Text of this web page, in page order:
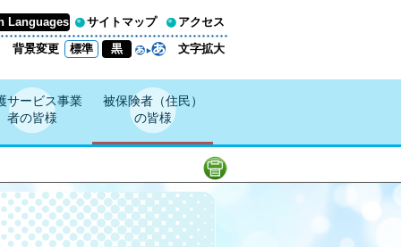
Languages サイトマップ
アクセス
背景変更
標準 黒 文字拡大
サービス事業
者の皆様
被保険者（住民）
の皆様